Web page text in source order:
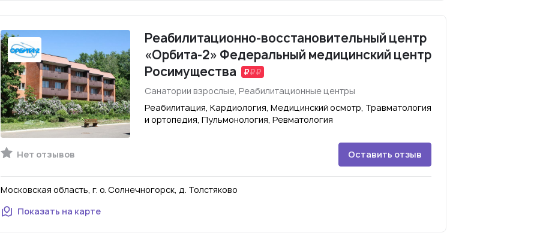
Реабилитационно-восстановительный центр
«Орбита-2» Федеральный медицинский центр
Росимущества
Санатории взрослые, Реабилитационные центры
Реабилитация, Кардиология, Медицинский осмотр, Травматология
и ортопедия, Пульмонология, Ревматология
Нет отзывов Оставить отзыв
Московская область, г. о. Солнечногорск, д. Толстяково
Показать на карте